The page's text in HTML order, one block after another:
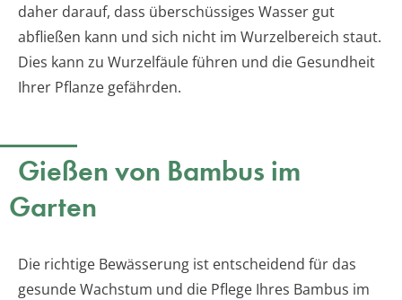
daher darauf, dass überschüssiges Wasser gut
abfließen kann und sich nicht im Wurzelbereich staut.
Dies kann zu Wurzelfäule führen und die Gesundheit
Ihrer Pflanze gefährden.
Gießen von Bambus im
Garten
Die richtige Bewässerung ist entscheidend für das
gesunde Wachstum und die Pflege Ihres Bambus im